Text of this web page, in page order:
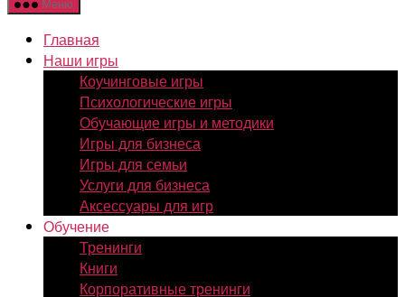
Меню
Главная
Наши игры
Коучинговые игры
Психологические игры
Обучающие игры и методики
Игры для бизнеса
Игры для семьи
Услуги для бизнеса
Аксессуары для игр
Обучение
Тренинги
Книги
Корпоративные тренинги